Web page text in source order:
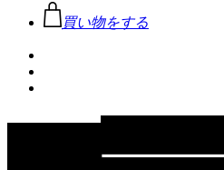
買い物をする